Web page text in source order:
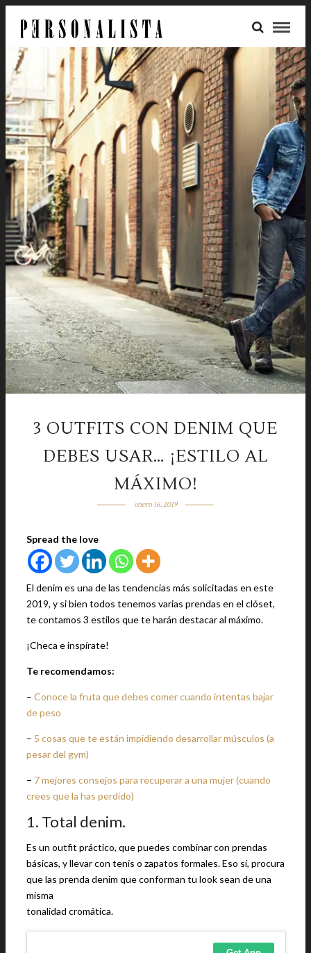
3 OUTFITS CON DENIM QUE
DEBES USAR… ¡ESTILO AL
MÁXIMO!
enero 16, 2019
Spread the love
El denim es una de las tendencias más solicitadas en este
2019, y si bien todos tenemos varias prendas en el clóset,
te contamos 3 estilos que te harán destacar al máximo.
¡Checa e inspírate!
Te recomendamos:
– Conoce la fruta que debes comer cuando intentas bajar
de peso
– 5 cosas que te están impidiendo desarrollar músculos (a
pesar del gym)
– 7 mejores consejos para recuperar a una mujer (cuando
crees que la has perdido)
1. Total denim.
Es un outfit práctico, que puedes combinar con prendas
básicas, y llevar con tenis o zapatos formales. Eso sí, procura
que las prenda denim que conforman tu look sean de una
misma
tonalidad cromática.